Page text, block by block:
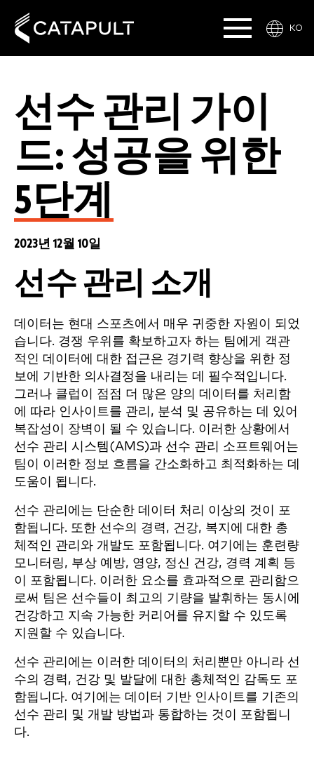
KO
선수 관리 가이
드: 성공을 위한
5단계
2023년 12월 10일
선수 관리 소개
데이터는 현대 스포츠에서 매우 귀중한 자원이 되었
습니다. 경쟁 우위를 확보하고자 하는 팀에게 객관
적인 데이터에 대한 접근은 경기력 향상을 위한 정
보에 기반한 의사결정을 내리는 데 필수적입니다.
그러나 클럽이 점점 더 많은 양의 데이터를 처리함
에 따라 인사이트를 관리, 분석 및 공유하는 데 있어
복잡성이 장벽이 될 수 있습니다. 이러한 상황에서
선수 관리 시스템(AMS)과 선수 관리 소프트웨어는
팀이 이러한 정보 흐름을 간소화하고 최적화하는 데
도움이 됩니다.
선수 관리에는 단순한 데이터 처리 이상의 것이 포
함됩니다. 또한 선수의 경력, 건강, 복지에 대한 총
체적인 관리와 개발도 포함됩니다. 여기에는 훈련량
모니터링, 부상 예방, 영양, 정신 건강, 경력 계획 등
이 포함됩니다. 이러한 요소를 효과적으로 관리함으
로써 팀은 선수들이 최고의 기량을 발휘하는 동시에
건강하고 지속 가능한 커리어를 유지할 수 있도록
지원할 수 있습니다.
선수 관리에는 이러한 데이터의 처리뿐만 아니라 선
수의 경력, 건강 및 발달에 대한 총체적인 감독도 포
함됩니다. 여기에는 데이터 기반 인사이트를 기존의
선수 관리 및 개발 방법과 통합하는 것이 포함됩니
다.